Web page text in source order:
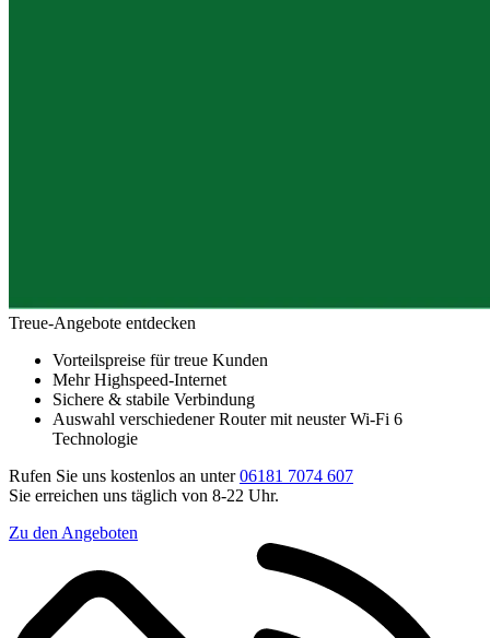
Treue-Angebote entdecken
Vorteilspreise für treue Kunden
Mehr Highspeed-Internet
Sichere & stabile Verbindung
Auswahl verschiedener Router mit neuster Wi-Fi 6
Technologie
Rufen Sie uns kostenlos an unter06181 7074 607
Sie erreichen uns täglich von 8-22 Uhr.
Zu den Angeboten